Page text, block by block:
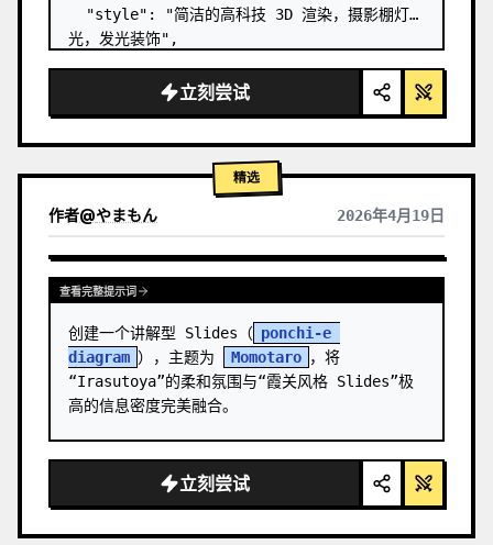
  "style": "简洁的高科技 3D 渲染，摄影棚灯
光，发光装饰",
  "header": {
    "logo": "∞
Meta Quest 3 ",
立刻尝试
精选
作者@やまもん 2026年4月19日
查看其它模型的结果
查看完整提示词
创建一个讲解型 Slides（ ponchi-e
diagram ），主题为 Momotaro ，将
“Irasutoya”的柔和氛围与“霞关风格 Slides”极
高的信息密度完美融合。
立刻尝试